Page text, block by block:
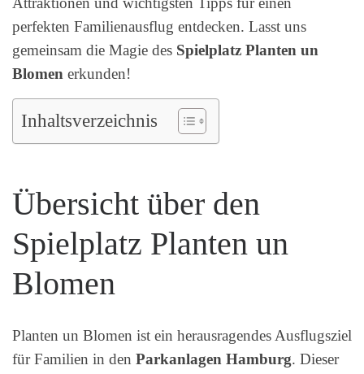
perfekten Familienausflug entdecken. Lasst uns
gemeinsam die Magie des Spielplatz Planten un
Blomen erkunden!
Inhaltsverzeichnis
Übersicht über den
Spielplatz Planten un
Blomen
Planten un Blomen ist ein herausragendes Ausflugsziel
für Familien in den Parkanlagen Hamburg. Dieser